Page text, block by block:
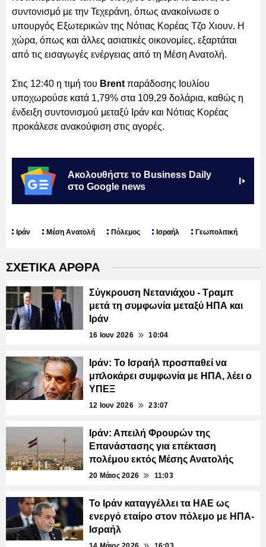
συντονισμό με την Τεχεράνη, όπως ανακοίνωσε ο
υπουργός Εξωτερικών της Νότιας Κορέας Τζο Χιουν. Η
χώρα, όπως και άλλες ασιατικές οικονομίες, εξαρτάται
από τις εισαγωγές ενέργειας από τη Μέση Ανατολή.
Στις 12:40 η τιμή του Brent παράδοσης Ιουλίου
υποχωρούσε κατά 1,79% στα 109,29 δολάρια, καθώς η
ένδειξη συντονισμού μεταξύ Ιράν και Νότιας Κορέας
προκάλεσε ανακούφιση στις αγορές.
Ακολουθήστε το Business Daily
στο Google news
Ιράν Μέση Ανατολή Πόλεμος Ισραήλ Γεωπολιτική
ΣΧΕΤΙΚΑ ΑΡΘΡΑ
Σύγκρουση Νετανιάχου - Τραμπ
μετά τη συμφωνία μεταξύ ΗΠΑ και
Ιράν
16 Ιουν 2026 10:04
Ιράν: Το Ισραήλ προσπαθεί να
μπλοκάρει συμφωνία με ΗΠΑ, λέει ο
ΥΠΕΞ
12 Ιουν 2026 23:07
Ιράν: Απειλή Φρουρών της
Επανάστασης για επέκταση
πολέμου εκτός Μέσης Ανατολής
20 Μάιος 2026 11:03
Το Ιράν καταγγέλλει τα ΗΑΕ ως
ενεργό εταίρο στον πόλεμο με ΗΠΑ-
Ισραήλ